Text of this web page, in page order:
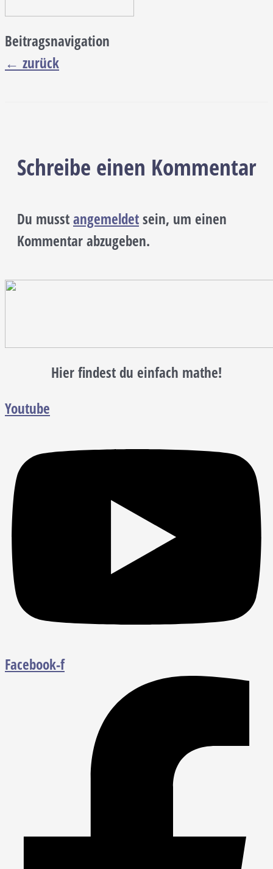
Beitragsnavigation
← zurück
Schreibe einen Kommentar
Du musstangemeldetsein, um einen
Kommentar abzugeben.
Hier findest du einfach mathe!
Youtube
Facebook-f